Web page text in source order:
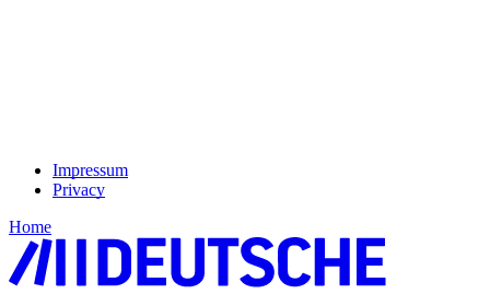
Impressum
Privacy
Home